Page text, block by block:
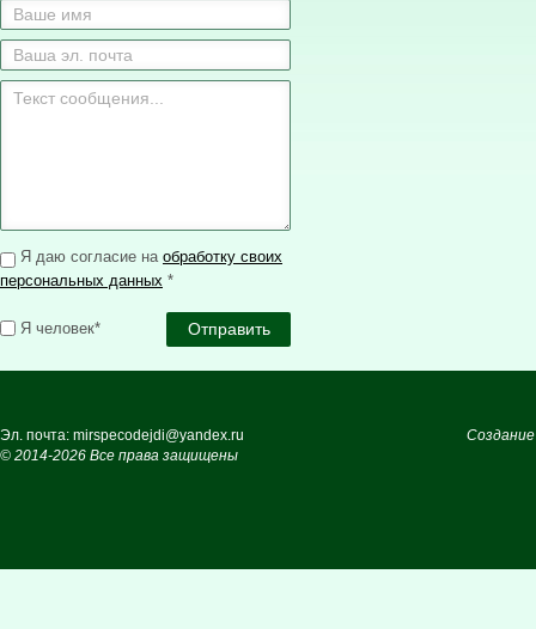
Я даю согласие на обработку своих
персональных данных *
Я человек*
Эл. почта: mirspecodejdi@yandex.ru
© 2014-2026 Все права защищены